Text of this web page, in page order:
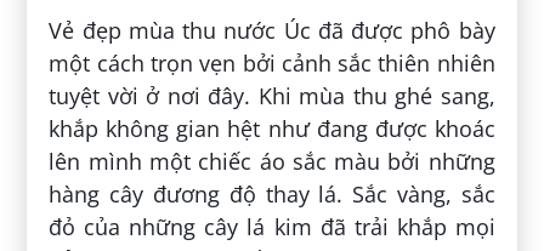
Vẻ đẹp mùa thu nước Úc đã được phô bày
một cách trọn vẹn bởi cảnh sắc thiên nhiên
tuyệt vời ở nơi đây. Khi mùa thu ghé sang,
khắp không gian hệt như đang được khoác
lên mình một chiếc áo sắc màu bởi những
hàng cây đương độ thay lá. Sắc vàng, sắc
đỏ của những cây lá kim đã trải khắp mọi